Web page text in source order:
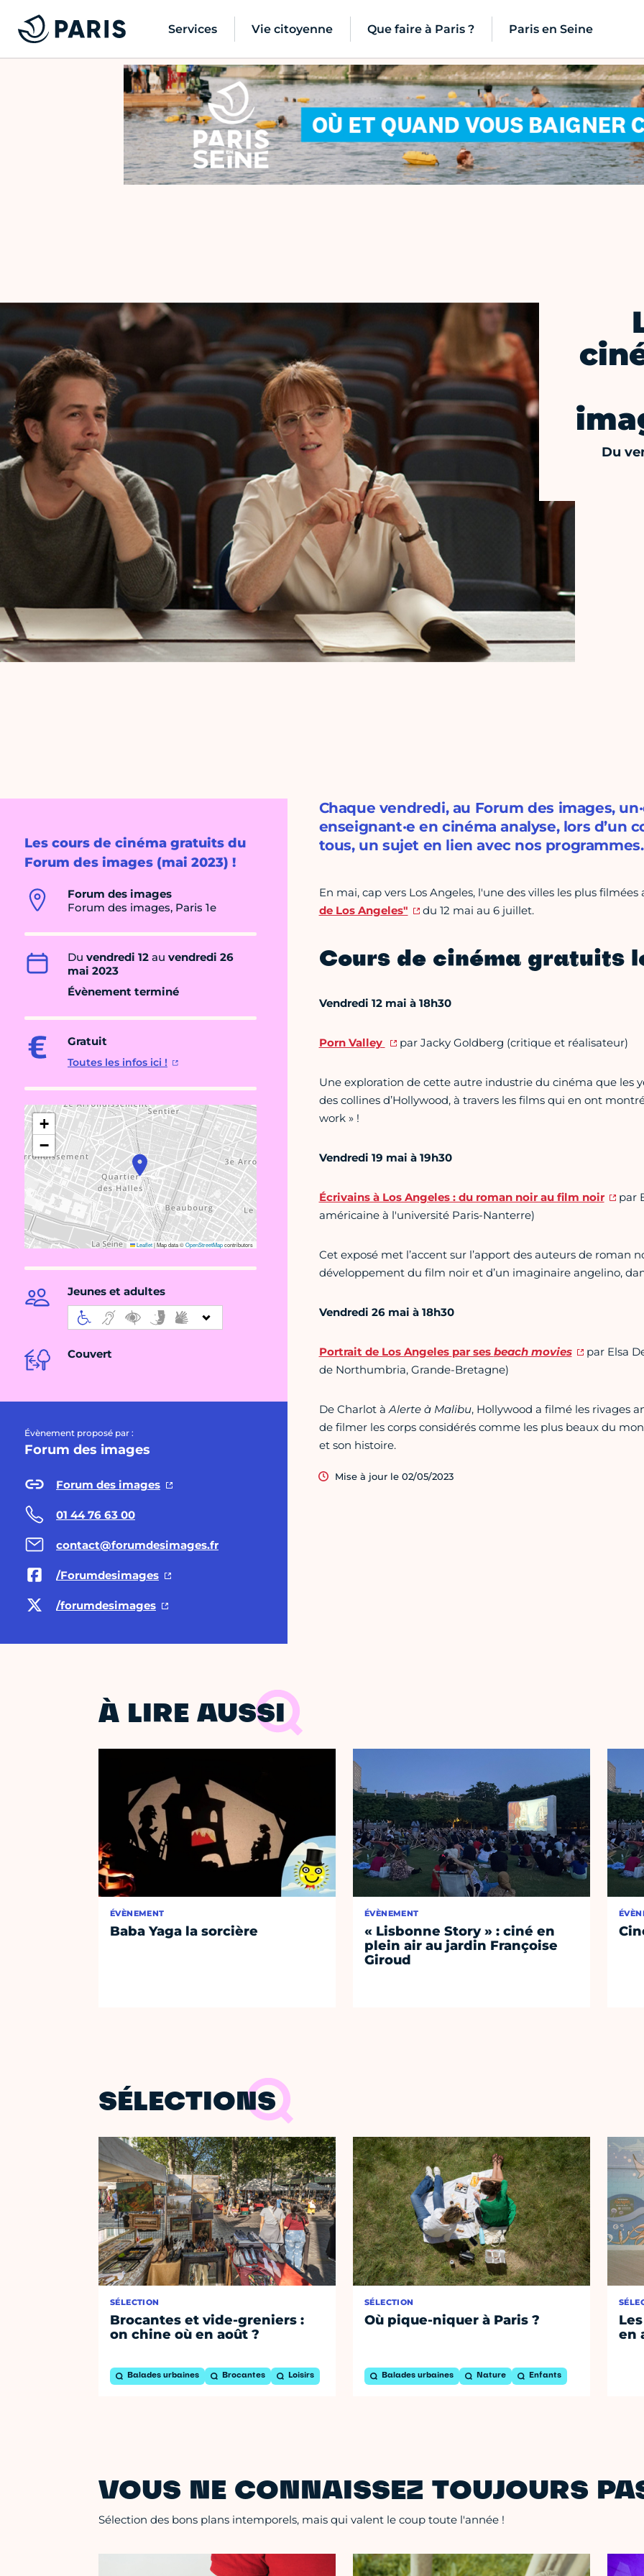
Services Vie citoyenne Que faire à Paris ? Paris en Seine
Du
Les cours de cinéma gratuits du
Forum des images (mai 2023) !
Forum des images
Forum des images, Paris 1e
Du vendredi 12 au vendredi 26
mai 2023
Évènement terminé
Gratuit
Toutes les infos ici !
+
−
Leaflet|Map data ©OpenStreetMapcontributors
Jeunes et adultes
Couvert
Évènement proposé par :
Forum des images
Forum des images
01 44 76 63 00
contact@forumdesimages.fr
/Forumdesimages
/forumdesimages
Chaque vendredi, au Forum des images,
enseignant·e en cinéma analyse, lors
tous, un sujet en lien avec nos programmes.
En mai, cap vers Los Angeles, l'une des villes les plus
de Los Angeles"
du 12 mai au 6 juillet.
Cours de cinéma gratuits
Vendredi 12 mai à 18h30
Porn Valley par Jacky Goldberg (critique et réalisateur)
Une exploration de cette autre industrie du cinéma que les
des collines d’Hollywood, à travers les films qui en ont
work » !
Vendredi 19 mai à 19h30
Écrivains à Los Angeles : du roman noir au film noir
par
américaine à l'université Paris-Nanterre)
Cet exposé met l’accent sur l’apport des auteurs de roman
développement du film noir et d’un imaginaire angelino,
Vendredi 26 mai à 18h30
Portrait de Los Angeles par ses beach movies
par Elsa
de Northumbria, Grande-Bretagne)
De Charlot àAlerte à Malibu, Hollywood a filmé les rivages
de filmer les corps considérés comme les plus beaux du
et son histoire.
Mise à jour le 02/05/2023
À LIRE AUSSI
ÉVÈNEMENT
Baba Yaga la sorcière
ÉVÈNEMENT
« Lisbonne Story » : ciné en
plein air au jardin Françoise
Giroud
SÉLECTIONS
SÉLECTION
Brocantes et vide-greniers :
on chine où en août ?
Balades urbaines Brocantes Loisirs
SÉLECTION
Où pique-niquer à Paris ?
Balades urbaines Nature Enfants
en
VOUS NE CONNAISSEZ TOUJOURS
Sélection des bons plans intemporels, mais qui valent le coup toute l'année !